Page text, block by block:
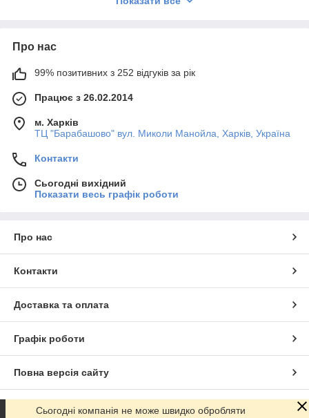
скоби, фіксатори;
ізолюючий матеріал;
Купити комплектуючі для теплої підлоги
інтернет-магазині «Водяний».
Про нас
99% позитивних з 252 відгуків за рік
Працює з 26.02.2014
м. Харків
ТЦ "Барабашово" вул. Миколи Манойла, Харків, Україна
Контакти
Сьогодні вихідний
Показати весь графік роботи
Про нас
Контакти
Доставка та оплата
Графік роботи
Повна версія сайту
Сайт створено на маркетплейсі Prom.ua
Сьогодні компанія не може швидко обробляти